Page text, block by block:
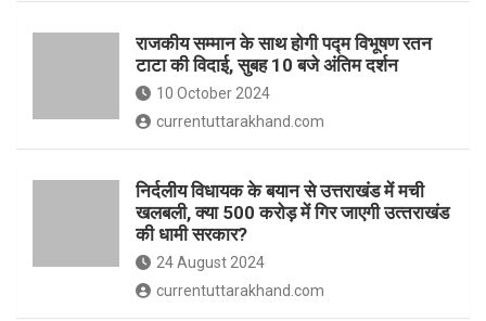
o
p
p
राजकीय सम्मान के साथ होगी पद्म विभूषण रतन
टाटा की विदाई, सुबह 10 बजे अंतिम दर्शन
10 October 2024
currentuttarakhand.com
निर्दलीय विधायक के बयान से उत्तराखंड में मची
खलबली, क्‍या 500 करोड़ में गिर जाएगी उत्‍तराखंड
की धामी सरकार?
24 August 2024
currentuttarakhand.com